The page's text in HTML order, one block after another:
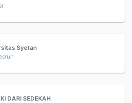
Syetan
DARI SEDEKAH